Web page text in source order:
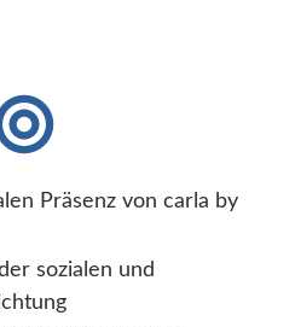
Präsenz von carla by
sozialen und